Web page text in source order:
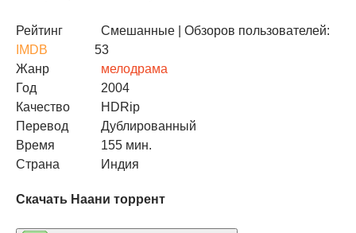
Рейтинг
IMDB
Смешанные | Обзоров пользователей:
53
Жанр
мелодрама
Год
2004
Качество
HDRip
Перевод
Дублированный
Время
155 мин.
Страна
Индия
Скачать Наани торрент